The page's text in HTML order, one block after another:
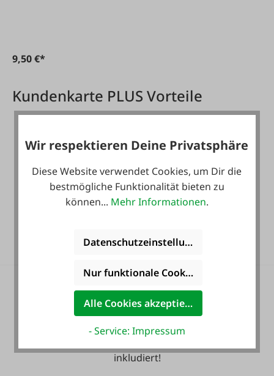
9,50 €*
Kundenkarte PLUS Vorteile
inkludiert!
Wir respektieren Deine Privatsphäre
Diese Website verwendet Cookies, um Dir die
bestmögliche Funktionalität bieten zu
können... Mehr Informationen.
Datenschutzeinstellungen
Nur funktionale Cookies akzeptieren
Alle Cookies akzeptieren
- Service: Impressum